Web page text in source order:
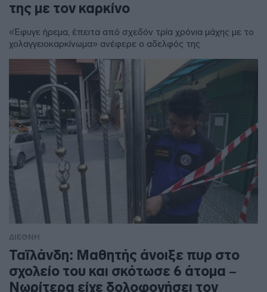
της με τον καρκίνο
«Έφυγε ήρεμα, έπειτα από σχεδόν τρία χρόνια μάχης με το
χολαγγειοκαρκίνωμα» ανέφερε ο αδελφός της
ΔΙΕΘΝΗ
Ταϊλάνδη: Μαθητής άνοιξε πυρ στο
σχολείο του και σκότωσε 6 άτομα –
Νωρίτερα είχε δολοφονήσει τον